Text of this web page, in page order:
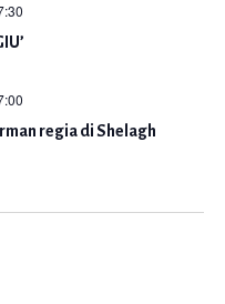
regia di Shelagh